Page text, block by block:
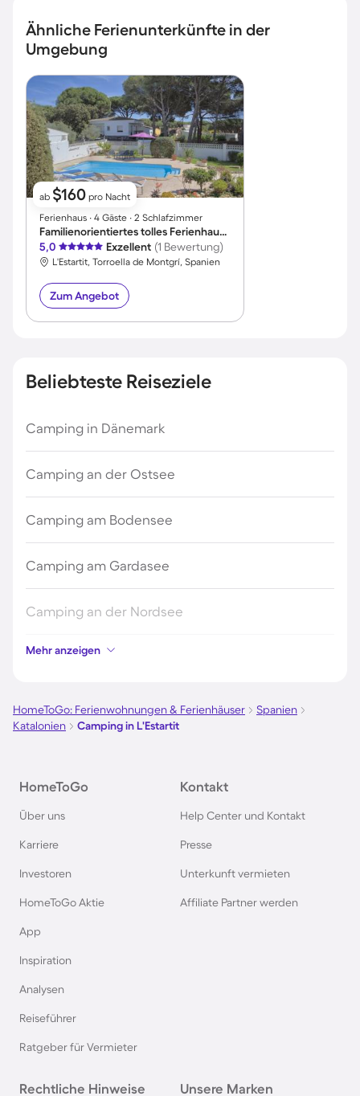
Ähnliche Ferienunterkünfte in der
Umgebung
ab $160 pro Nacht
Ferienhaus ∙ 4 Gäste ∙ 2 Schlafzimmer
Familienorientiertes tolles Ferienhaus mit Terrasse, Pool und Grill | Haustiere erlaubt
5,0
Exzellent (1 Bewertung)
L'Estartit, Torroella de Montgrí, Spanien
Zum Angebot
Beliebteste Reiseziele
Camping in Dänemark
Camping an der Ostsee
Camping am Bodensee
Camping am Gardasee
Camping an der Nordsee
Camping in Kroatien
Camping auf Fehmarn
Camping im Harz
Camping auf Usedom
Camping in Schweden
Camping in Holland
Mehr anzeigen
HomeToGo: Ferienwohnungen & Ferienhäuser
Spanien
Katalonien
Camping in L'Estartit
HomeToGo
Über uns
Karriere
Investoren
HomeToGo Aktie
App
Inspiration
Analysen
Reiseführer
Ratgeber für Vermieter
Kontakt
Help Center und Kontakt
Presse
Unterkunft vermieten
Affiliate Partner werden
Rechtliche Hinweise Unsere Marken